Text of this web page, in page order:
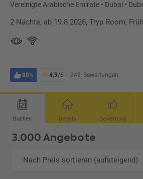
Vereinigte Arabische Emirate • Dubai •
2 Nächte, ab 19.8.2026, Tryp Room,
88% 4,9/6 249 Bewertungen
Buchen Details Bewertung
3.000 Angebote
Nach Preis sortieren (aufsteigend)